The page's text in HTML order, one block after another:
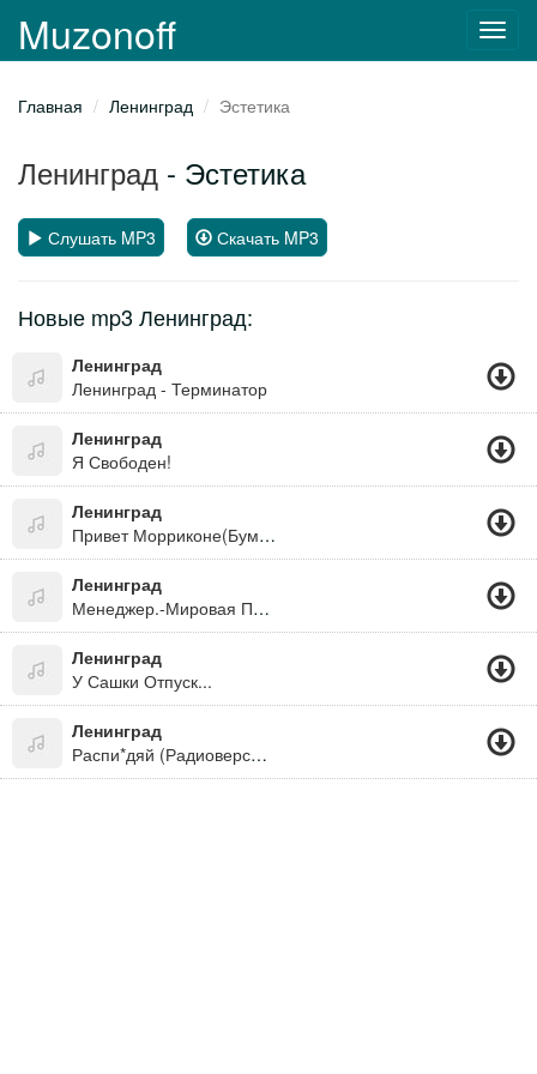
Muzonoff
Главная Ленинград Эстетика
Ленинград - Эстетика
Слушать MP3 Скачать MP3
Новые mp3 Ленинград:
Ленинград
Ленинград - Терминатор
Ленинград
Я Свободен!
Ленинград
Привет Морриконе(Бумер 2)
Ленинград
Менеджер.-Мировая Просто
Ленинград
У Сашки Отпуск...
Ленинград
Распи*дяй (Радиоверсия) - Ну Куда Ж Без Апофеоза